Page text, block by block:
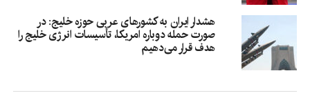
هشدار ایران به کشورهای عربی حوزه خلیج: در
صورت حمله دوباره امریکا، تأسیسات انرژی خلیج را
هدف قرار می‌دهیم